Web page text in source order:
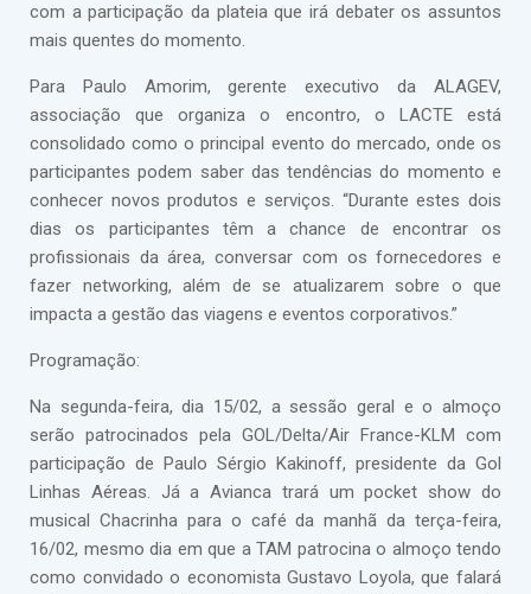
com a participação da plateia que irá debater os assuntos
mais quentes do momento.
Para Paulo Amorim, gerente executivo da ALAGEV,
associação que organiza o encontro, o LACTE está
consolidado como o principal evento do mercado, onde os
participantes podem saber das tendências do momento e
conhecer novos produtos e serviços. “Durante estes dois
dias os participantes têm a chance de encontrar os
profissionais da área, conversar com os fornecedores e
fazer networking, além de se atualizarem sobre o que
impacta a gestão das viagens e eventos corporativos.”
Programação:
Na segunda-feira, dia 15/02, a sessão geral e o almoço
serão patrocinados pela GOL/Delta/Air France-KLM com
participação de Paulo Sérgio Kakinoff, presidente da Gol
Linhas Aéreas. Já a Avianca trará um pocket show do
musical Chacrinha para o café da manhã da terça-feira,
16/02, mesmo dia em que a TAM patrocina o almoço tendo
como convidado o economista Gustavo Loyola, que falará